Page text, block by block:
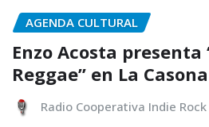
AGENDA CULTURAL
Enzo Acosta presenta
Reggae” en La Casona
Radio Cooperativa Indie Rock